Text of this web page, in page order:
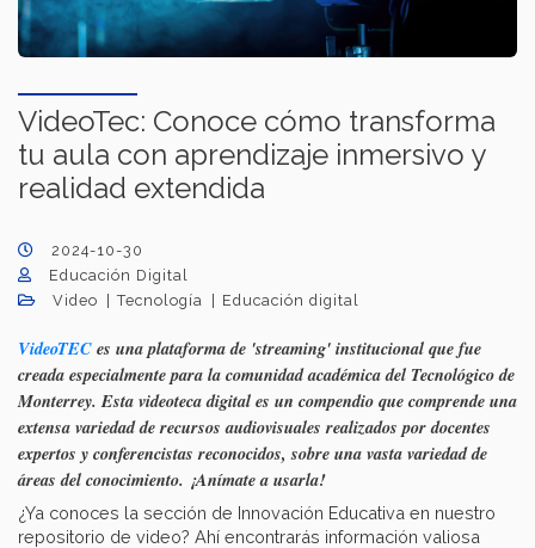
VideoTec: Conoce cómo transforma
tu aula con aprendizaje inmersivo y
realidad extendida
2024-10-30
Educación Digital
Video
Tecnología Educación digital
VideoTECes una plataforma de 'streaming' institucional que fue
creada especialmente para la comunidad académica del Tecnológico de
Monterrey. Esta videoteca digital es un compendio que comprende una
extensa variedad de recursos audiovisuales realizados por docentes
expertos y conferencistas reconocidos, sobre una vasta variedad de
áreas del conocimiento. ¡Anímate a usarla!
¿Ya conoces la sección de Innovación Educativa en nuestro
repositorio de video? Ahí encontrarás información valiosa